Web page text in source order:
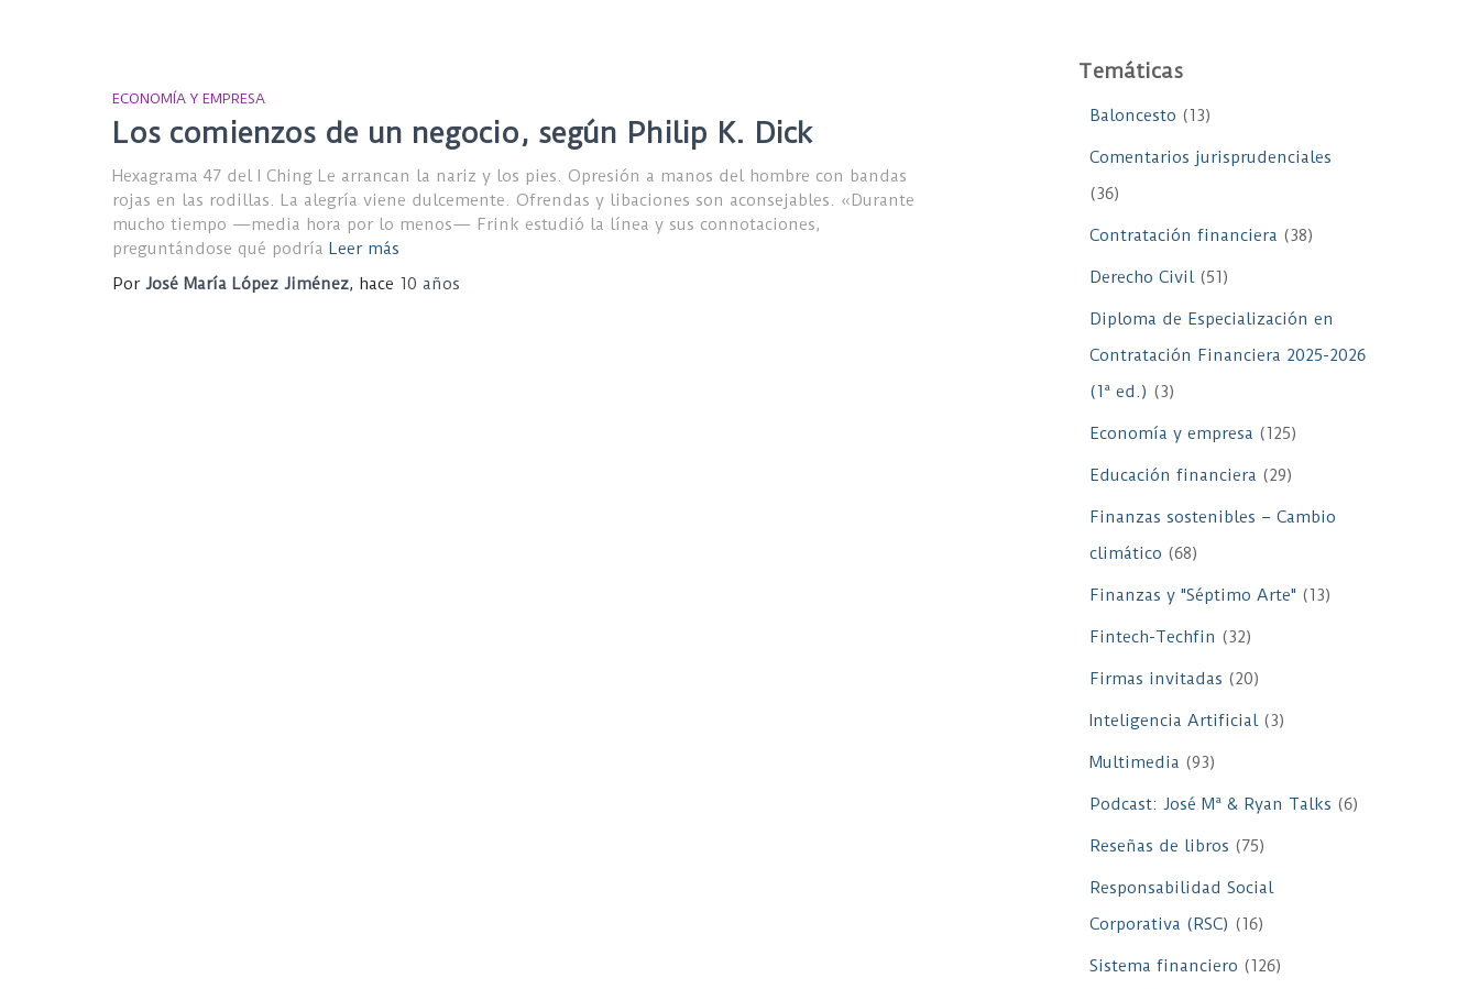
ECONOMÍA Y EMPRESA
Los comienzos de un negocio, según Philip K. Dick
Hexagrama 47 del I Ching Le arrancan la nariz y los pies. Opresión a manos del hombre con bandas
rojas en las rodillas. La alegría viene dulcemente. Ofrendas y libaciones son aconsejables. «Durante
mucho tiempo —media hora por lo menos— Frink estudió la línea y sus connotaciones,
preguntándose qué podría Leer más
Por José María López Jiménez, hace 10 años
Temáticas
Baloncesto (13)
Comentarios jurisprudenciales
(36)
Contratación financiera (38)
Derecho Civil(51)
Diploma de Especialización en
Contratación Financiera 2025-2026
(1ª ed.) (3)
Economía y empresa (125)
Educación financiera (29)
Finanzas sostenibles – Cambio
climático (68)
Finanzas y "Séptimo Arte" (13)
Fintech-Techfin (32)
Firmas invitadas (20)
Inteligencia Artificial(3)
Multimedia (93)
Podcast: José Mª & Ryan Talks (6)
Reseñas de libros (75)
Responsabilidad Social
Corporativa (RSC) (16)
Sistema financiero (126)